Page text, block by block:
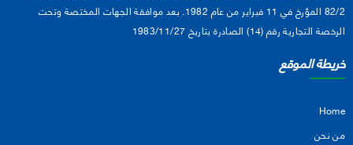
82/2 المؤرخ في 11 فبراير من عام 1982. بعد موافقة الجهات المختصة وتحت
الرخصة التجارية رقم (14) الصادرة بتاريخ 1983/11/27
خريطة الموقع
Home
من نحن